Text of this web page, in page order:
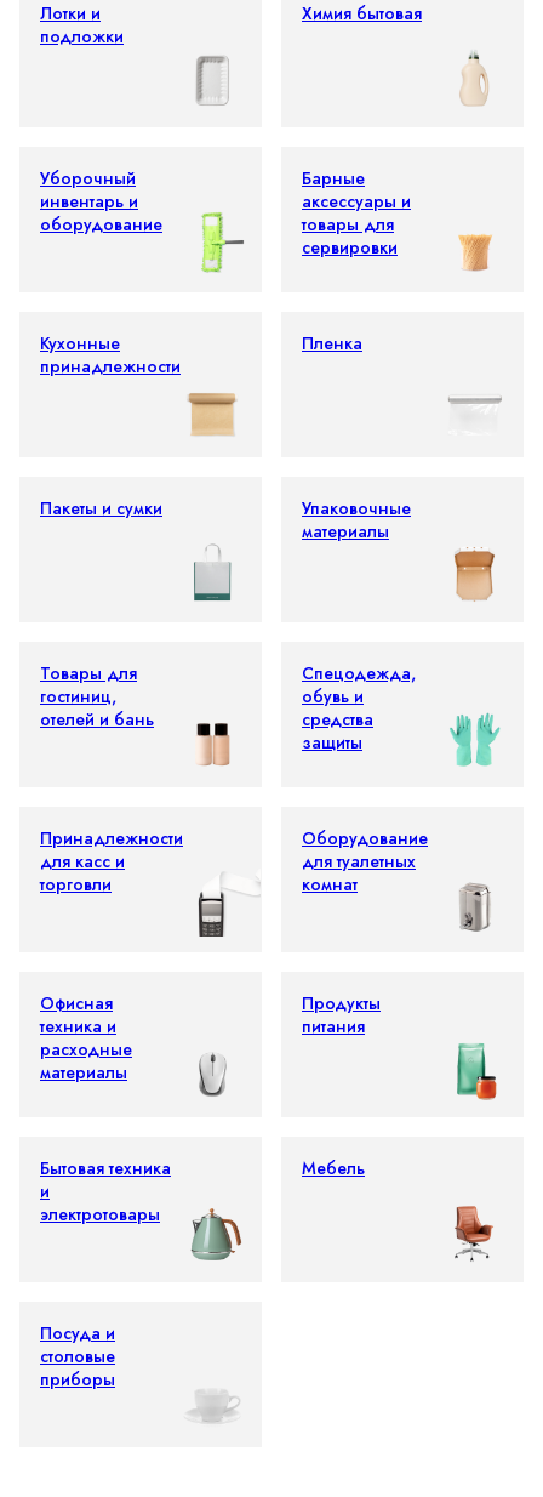
Лотки и
подложки
Химия бытовая
Уборочный
инвентарь и
оборудование
Барные
аксессуары и
товары для
сервировки
Кухонные
принадлежности
Пленка
Пакеты и сумки
Упаковочные
материалы
Товары для
гостиниц,
отелей и бань
Спецодежда,
обувь и
средства
защиты
Принадлежности
для касс и
торговли
Оборудование
для туалетных
комнат
Офисная
техника и
расходные
материалы
Продукты
питания
Бытовая техника
и
электротовары
Мебель
Посуда и
столовые
приборы